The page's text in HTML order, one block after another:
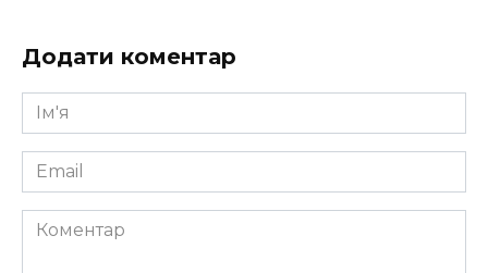
Додати коментар
Ім'я
*
Email
*
Коментар